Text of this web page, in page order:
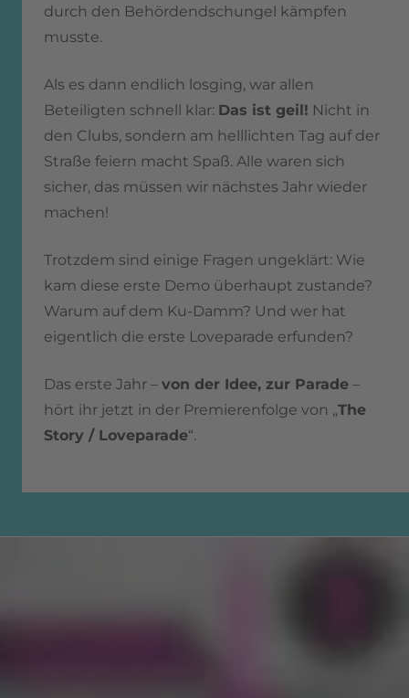
durch den Behördendschungel kämpfen
musste.
Als es dann endlich losging, war allen
Beteiligten schnell klar: Das ist geil! Nicht in
den Clubs, sondern am helllichten Tag auf der
Straße feiern macht Spaß. Alle waren sich
sicher, das müssen wir nächstes Jahr wieder
machen!
Trotzdem sind einige Fragen ungeklärt: Wie
kam diese erste Demo überhaupt zustande?
Warum auf dem Ku-Damm? Und wer hat
eigentlich die erste Loveparade erfunden?
Das erste Jahr – von der Idee, zur Parade –
hört ihr jetzt in der Premierenfolge von „The
Story / Loveparade“.